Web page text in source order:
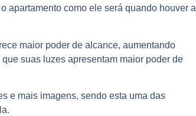
apartamento como ele será quando houver a
maior poder de alcance, aumentando
suas luzes apresentam maior poder de
e mais imagens, sendo esta uma das